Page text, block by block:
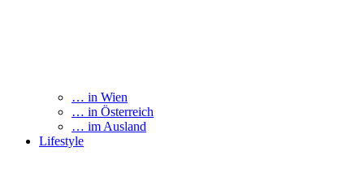
… in Wien
… in Österreich
… im Ausland
Lifestyle